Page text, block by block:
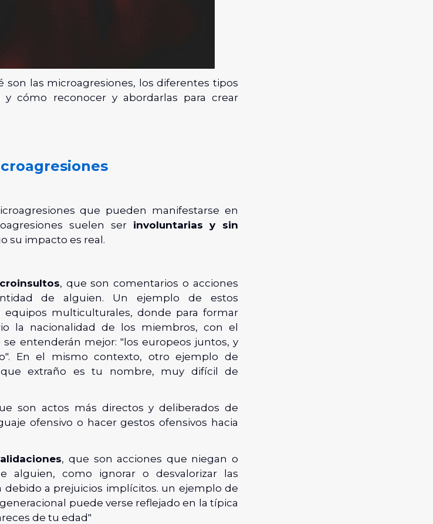
son las microagresiones, los diferentes tipos
y cómo reconocer y abordarlas para crear
que pueden manifestarse en
suelen ser involuntarias y sin
su impacto es real.
, que son comentarios o acciones
de alguien. Un ejemplo de estos
multiculturales, donde para formar
la nacionalidad de los miembros, con el
entenderán mejor: "los europeos juntos, y
En el mismo contexto, otro ejemplo de
extraño es tu nombre, muy difícil de
son actos más directos y deliberados de
ofensivo o hacer gestos ofensivos hacia
, que son acciones que niegan o
alguien, como ignorar o desvalorizar las
a prejuicios implícitos. un ejemplo de
puede verse reflejado en la típica
de tu edad"